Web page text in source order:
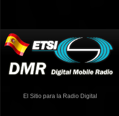
El Sitio para la Radio Digital